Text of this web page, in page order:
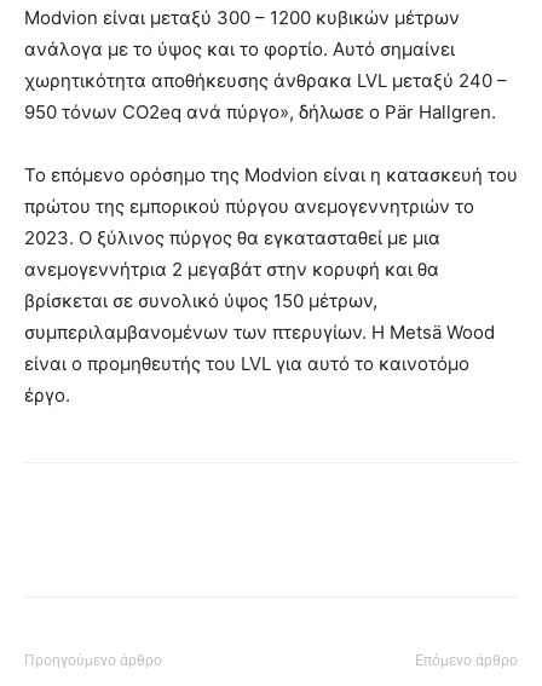
Modvion είναι μεταξύ 300 – 1200 κυβικών μέτρων
ανάλογα με το ύψος και το φορτίο. Αυτό σημαίνει
χωρητικότητα αποθήκευσης άνθρακα LVL μεταξύ 240 –
950 τόνων CO2eq ανά πύργο», δήλωσε ο Pär Hallgren.
Το επόμενο ορόσημο της Modvion είναι η κατασκευή του
πρώτου της εμπορικού πύργου ανεμογεννητριών το
2023. Ο ξύλινος πύργος θα εγκατασταθεί με μια
ανεμογεννήτρια 2 μεγαβάτ στην κορυφή και θα
βρίσκεται σε συνολικό ύψος 150 μέτρων,
συμπεριλαμβανομένων των πτερυγίων. Η Metsä Wood
είναι ο προμηθευτής του LVL για αυτό το καινοτόμο
έργο.
Προηγούμενο άρθρο Επόμενο άρθρο